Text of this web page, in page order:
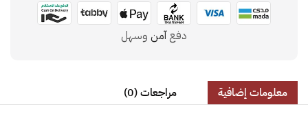
دفعآمن وسهل
معلومات إضافية مراجعات (0)